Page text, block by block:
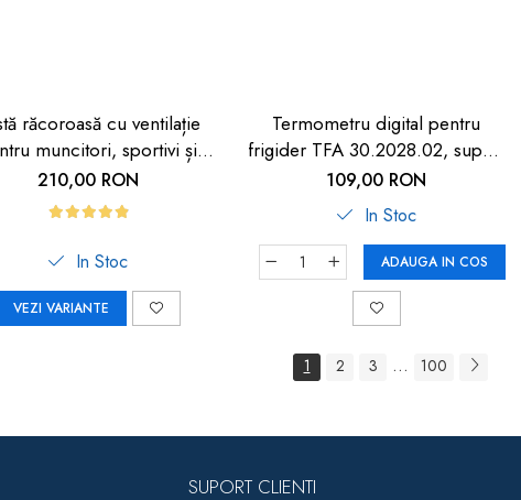
răcoroasă cu ventilație
muncitori, sportivi și
HORECA
210,00 RON
In Stoc
VEZI VARIANTE
Termometru digital pentru
frigider TFA 30.2028.02, suport
magnetic
109,00 RON
In Stoc
ADAUGA IN COS
1 2 3 ... 100
SUPORT CLIENTI